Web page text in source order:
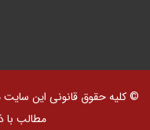
© کلیه حقوق قانونی این سایت
مطالب با